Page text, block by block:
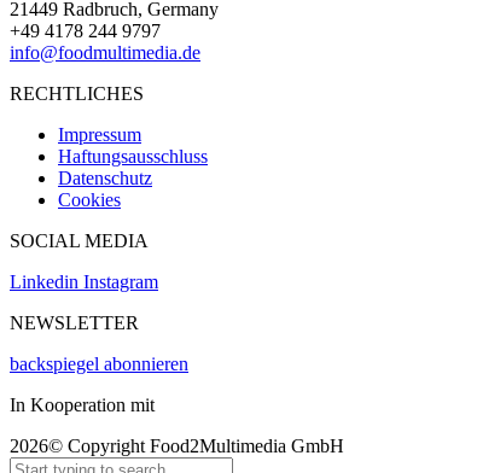
21449 Radbruch, Germany
+49 4178 244 9797
info@foodmultimedia.de
RECHTLICHES
Impressum
Haftungsausschluss
Datenschutz
Cookies
SOCIAL MEDIA
Linkedin Instagram
NEWSLETTER
backspiegel abonnieren
In Kooperation mit
2026© Copyright Food2Multimedia GmbH